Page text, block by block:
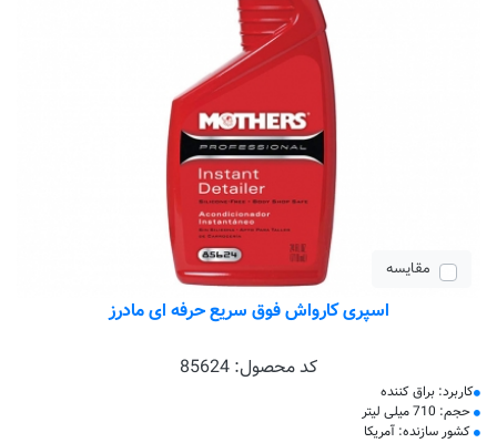
مقایسه
اسپری کارواش فوق سریع حرفه ای مادرز
کد محصول: 85624
کاربرد: براق کننده
حجم: 710 میلی لیتر
کشور سازنده: آمریکا